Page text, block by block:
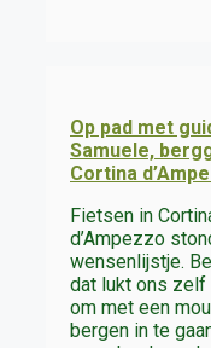
Op pad met
Samuele,
Cortina
Fietsen in
d’Ampezzo
wensenlijstje.
dat lukt ons zelf
om met een
bergen in te